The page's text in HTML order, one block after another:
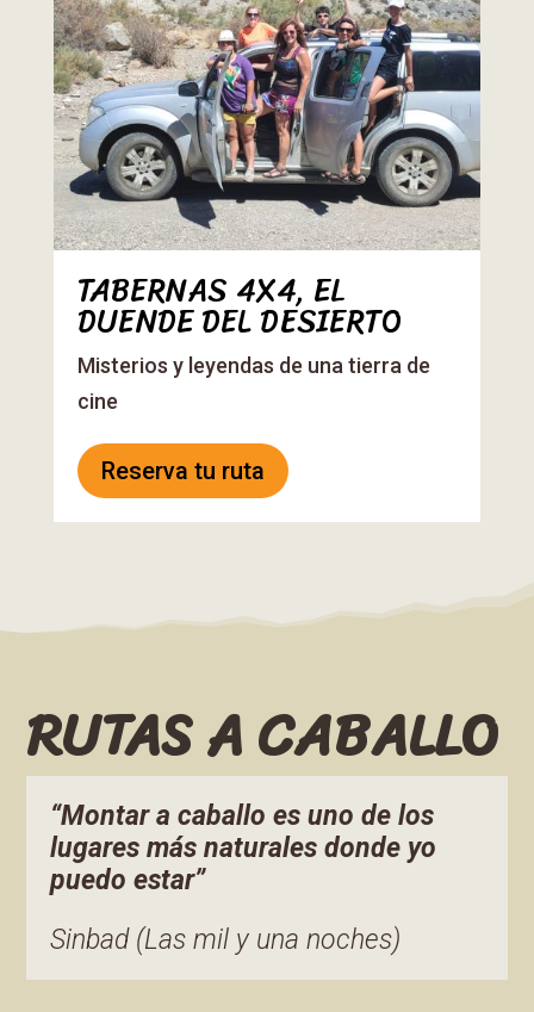
TABERNAS 4X4, EL
DUENDE DEL DESIERTO
Misterios y leyendas de una tierra de
cine
Reserva tu ruta
RUTAS A CABALLO
“Montar a caballo es uno de los
lugares más naturales donde yo
puedo estar”
Sinbad (Las mil y una noches)